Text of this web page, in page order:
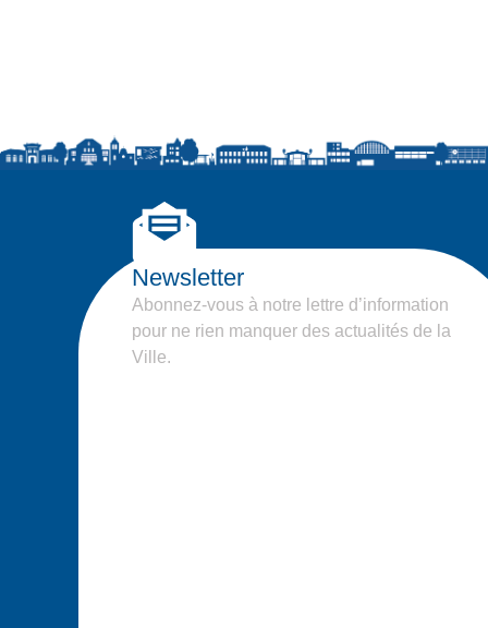
Newsletter
Abonnez-vous à notre lettre d’information
pour ne rien manquer des actualités de la
Ville.